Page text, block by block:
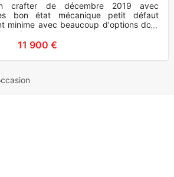
crafter de décembre 2019 avec
bon état mécanique petit défaut
minime avec beaucoup d'options dont
é
11 900 €